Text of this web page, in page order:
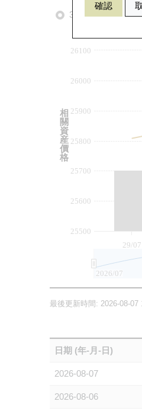
確認
3個月 6個月
29/07
25500
25600
25700
25800
25900
26000
26100
2026/07
相
關
資
産
價
格
最後更新時間: 2026-08-07
日期 (年-月-日)
2026-08-07
2026-08-06